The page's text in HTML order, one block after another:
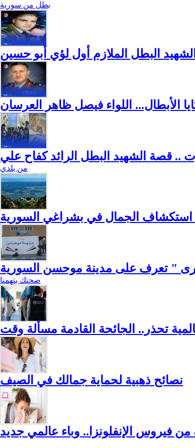
بطل من سورية
البطل الملازم أول لؤي أبو حسين
الأبطال... اللواء فيصل ظاهر العرسان
.. قصة الشهيد البطل الرائد كفاح علي
من بلدي
استكشاف الجمال في بشراغي السورية
" تعرف على مدينة موحسن السورية
صحتك بتهمنا
تحذر.. الجائحة القادمة مسألة وقت
نصائح ذهبية لحماية جمالك في الصيف
من فيروس الإنفلونزا.. وباء عالمي جديد